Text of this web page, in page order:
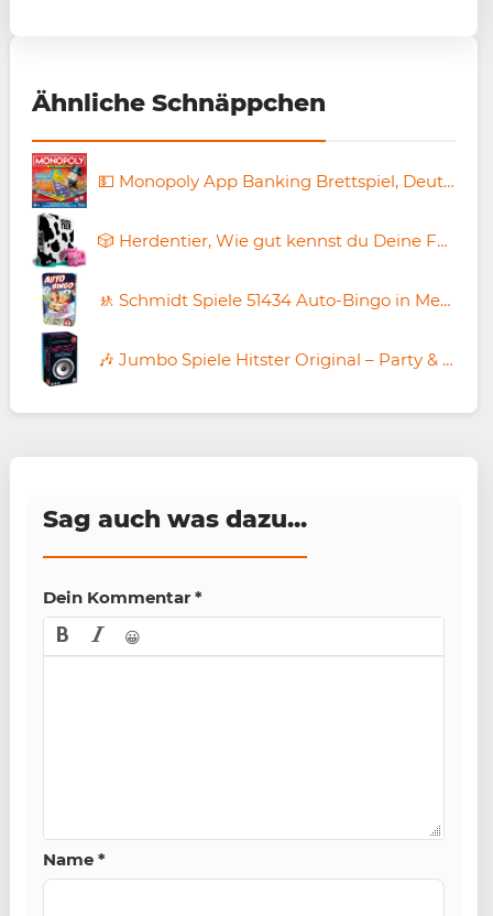
Ähnliche Schnäppchen
💵 Monopoly App Banking Brettspiel, Deutsche Fassung für 9,84€ (statt 20€)
🎲 Herdentier, Wie gut kennst du Deine Familie & Freunde? für 17,99€ (statt 26€)
🚸 Schmidt Spiele 51434 Auto-Bingo in Metalldose für 5,99€ (statt 12€)
🎶 Jumbo Spiele Hitster Original – Party & Kartenspiel für 14,99€ (statt 19€)
Sag auch was dazu...
Dein Kommentar *
😀
Name *